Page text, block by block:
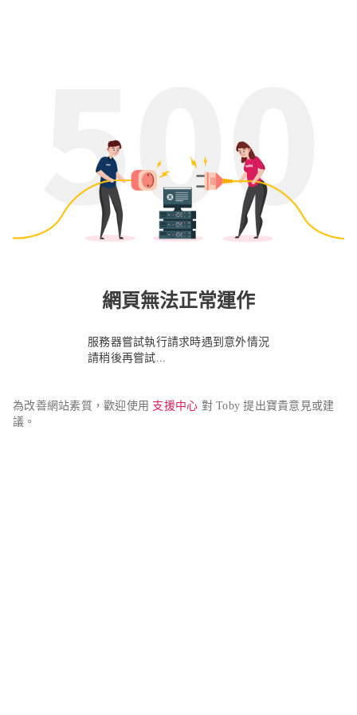
網頁無法正常運作
服務器嘗試執行請求時遇到意外情況
請稍後再嘗試...
為改善網站素質，歡迎使用 支援中心 對 Toby 提出寶貴意見或建
議。